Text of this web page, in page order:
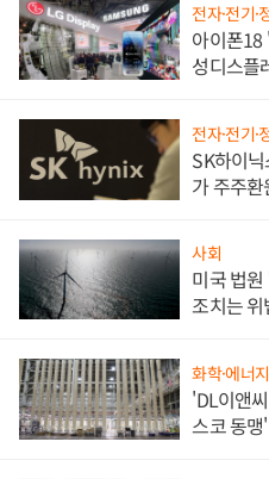
전자·전기·
아이폰18
성디스플
전자·전기·
SK하이
가 주주
사회
미국 법
조치는
화학·에너지
'DL이앤
스코 동